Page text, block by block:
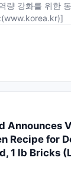
량 강화를 위한
Announces
Recipe for
1 lb Bricks